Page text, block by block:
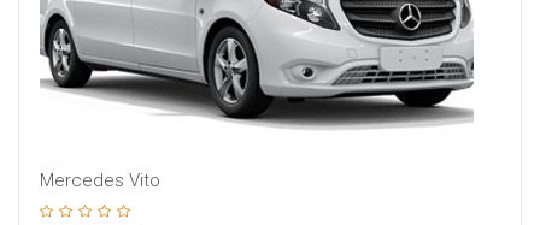
Mercedes Vito